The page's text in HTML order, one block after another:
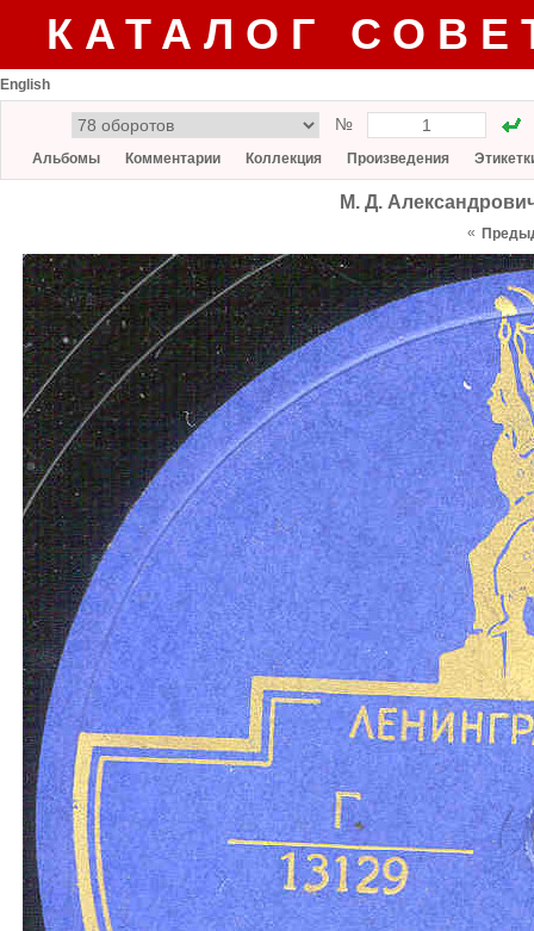
КАТАЛОГ
English
№
Альбомы Комментарии Коллекция Произведения
М. Д.
«